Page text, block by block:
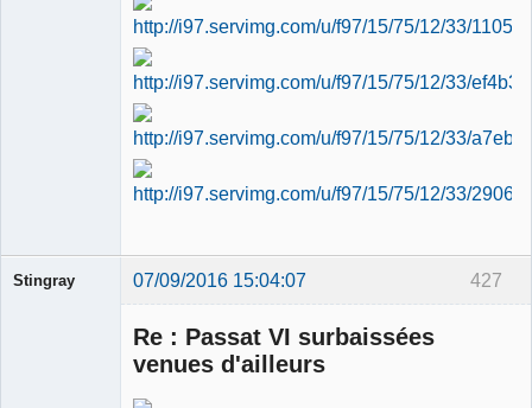
427
Stingray 07/09/2016 15:04:07
Re : Passat VI surbaissées
venues d'ailleurs